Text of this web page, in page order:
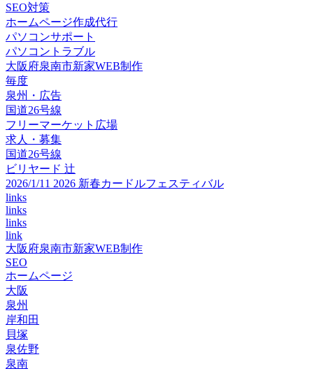
SEO対策
ホームページ作成代行
パソコンサポート
パソコントラブル
大阪府泉南市新家WEB制作
毎度
泉州・広告
国道26号線
フリーマーケット広場
求人・募集
国道26号線
ビリヤード 辻
2026/1/11 2026 新春カードルフェスティバル
links
links
links
link
大阪府泉南市新家WEB制作
SEO
ホームページ
大阪
泉州
岸和田
貝塚
泉佐野
泉南